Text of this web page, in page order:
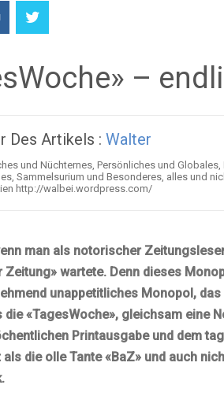
–
Des Artikels : Walter
und Nüchternes, Persönliches und
Sammelsurium und Besonderes, alles und
http://walbei.wordpress.com/
man als notorischer
Zeitung» wartete. Denn dieses
unappetitliches Monopol,
«TagesWoche», gleichsam eine
Printausgabe und dem
die olle Tante «BaZ» und auch